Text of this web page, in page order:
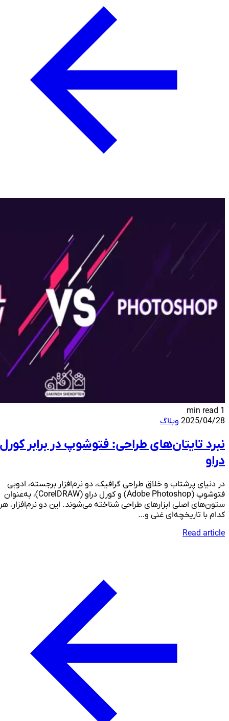
2025/04/28 وبلاگ
نبرد تایتان‌های طراحی: فتوشوپ در برابر کورل
دراو
در دنیای پرشتاب و خلاق طراحی گرافیک، دو نرم‌افزار برجسته، ادوبی
فتوشوپ (Adobe Photoshop) و کورل دراو (CorelDRAW)، به‌عنوان
ستون‌های اصلی ابزارهای طراحی شناخته می‌شوند. این دو نرم‌افزار، هر
کدام با تاریخچه‌ای غنی و…
Read article